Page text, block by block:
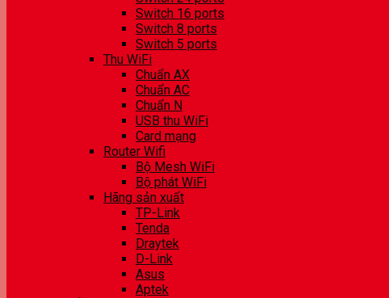
Switch 16 ports
Switch 8 ports
Switch 5 ports
Thu WiFi
Chuẩn AX
Chuẩn AC
Chuẩn N
USB thu WiFi
Card mạng
Router Wifi
Bộ Mesh WiFi
Bộ phát WiFi
Hãng sản xuất
TP-Link
Tenda
Draytek
D-Link
Asus
Aptek